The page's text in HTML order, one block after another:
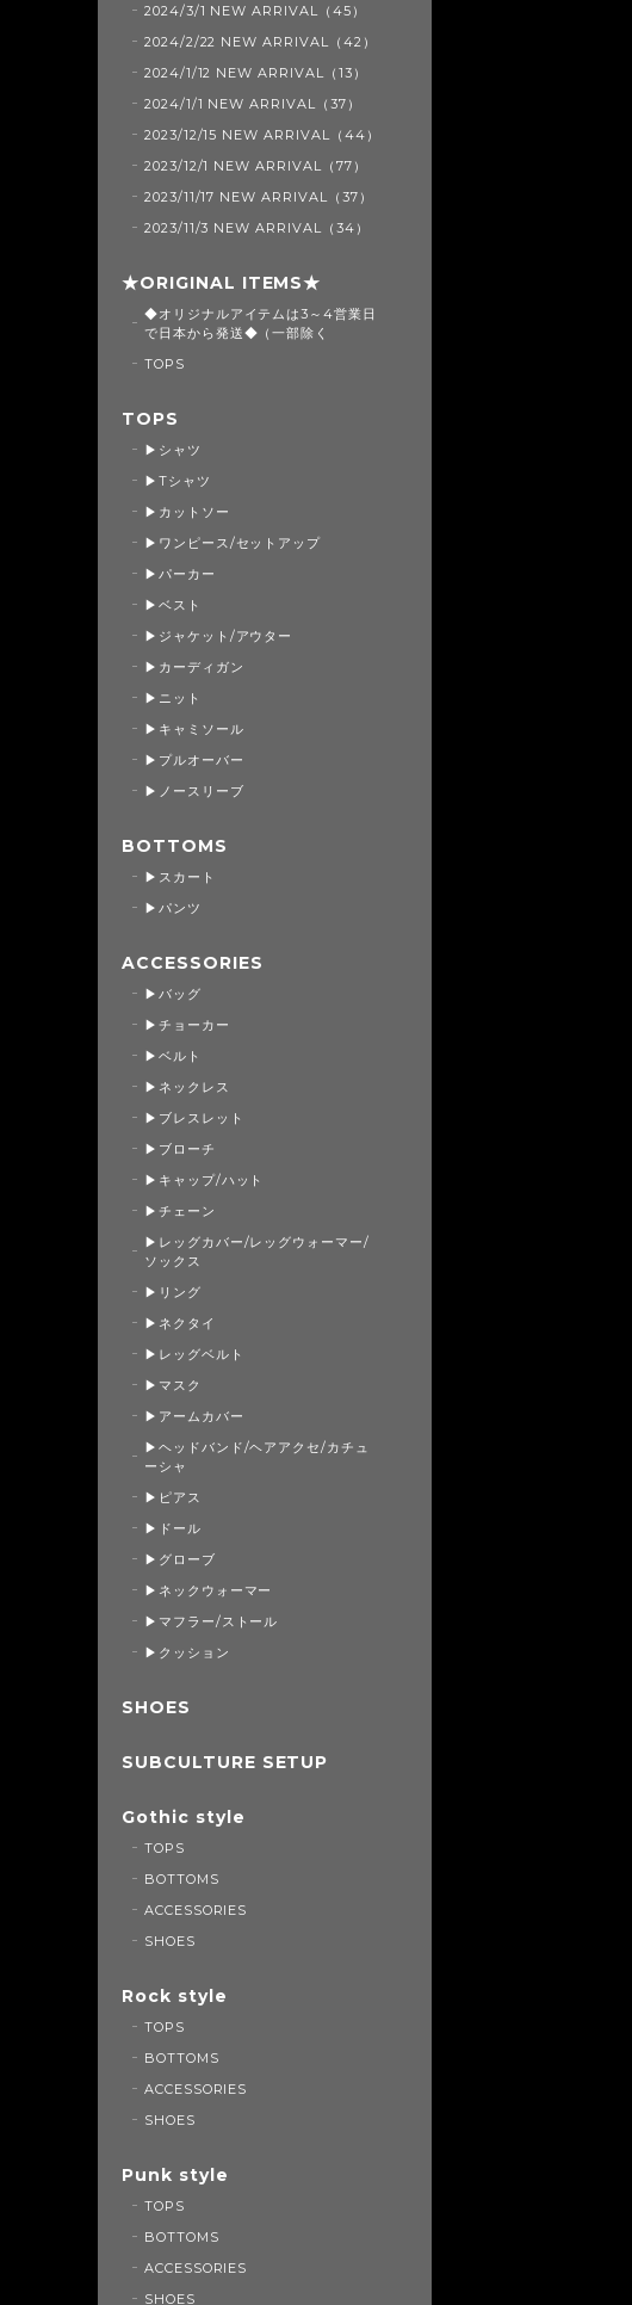
2024/3/1 NEW ARRIVAL（45）
2024/2/22 NEW ARRIVAL（42）
2024/1/12 NEW ARRIVAL（13）
2024/1/1 NEW ARRIVAL（37）
2023/12/15 NEW ARRIVAL（44）
2023/12/1 NEW ARRIVAL（77）
2023/11/17 NEW ARRIVAL（37）
2023/11/3 NEW ARRIVAL（34）
★ORIGINAL ITEMS★
◆オリジナルアイテムは3～4営業日
で日本から発送◆（一部除く
TOPS
TOPS
▶シャツ
▶Tシャツ
▶カットソー
▶ワンピース/セットアップ
▶パーカー
▶ベスト
▶ジャケット/アウター
▶カーディガン
▶ニット
▶キャミソール
▶プルオーバー
▶ノースリーブ
BOTTOMS
▶スカート
▶パンツ
ACCESSORIES
▶バッグ
▶チョーカー
▶ベルト
▶ネックレス
▶ブレスレット
▶ブローチ
▶キャップ/ハット
▶チェーン
▶レッグカバー/レッグウォーマー/
ソックス
▶リング
▶ネクタイ
▶レッグベルト
▶マスク
▶アームカバー
▶ヘッドバンド/ヘアアクセ/カチュ
ーシャ
▶ピアス
▶ドール
▶グローブ
▶ネックウォーマー
▶マフラー/ストール
▶クッション
SHOES
SUBCULTURE SETUP
Gothic style
TOPS
BOTTOMS
ACCESSORIES
SHOES
Rock style
TOPS
BOTTOMS
ACCESSORIES
SHOES
Punk style
TOPS
BOTTOMS
ACCESSORIES
SHOES